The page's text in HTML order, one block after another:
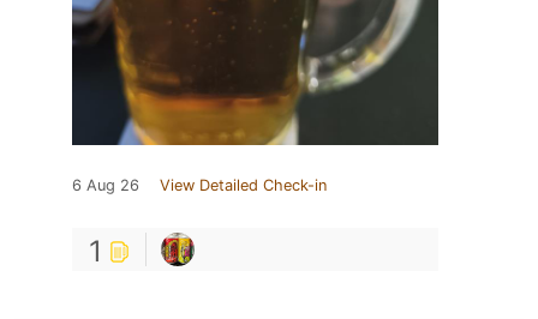
6 Aug 26 View Detailed Check-in
1